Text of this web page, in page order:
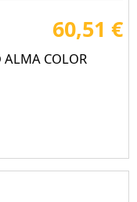
60,51 €
ALMA COLOR